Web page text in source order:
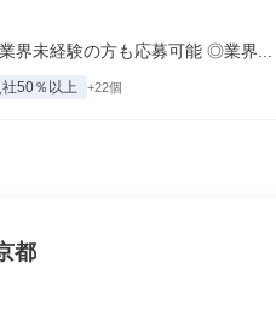
界未経験の方も応募可能 ◎業界...
50％以上 +22個
都